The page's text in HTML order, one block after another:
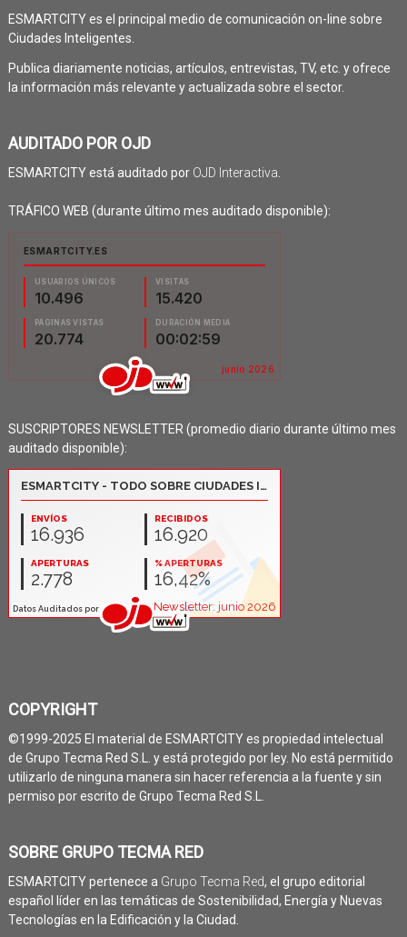
ESMARTCITY es el principal medio de comunicación on-line sobre
Ciudades Inteligentes.
Publica diariamente noticias, artículos, entrevistas, TV, etc. y ofrece
la información más relevante y actualizada sobre el sector.
AUDITADO POR OJD
ESMARTCITY está auditado por OJD Interactiva
TRÁFICO WEB (durante último mes auditado disponible):
SUSCRIPTORES NEWSLETTER (promedio diario durante último mes
auditado disponible):
COPYRIGHT
©1999-2025 El material de ESMARTCITY es propiedad intelectual
de Grupo Tecma Red S.L. y está protegido por ley. No está permitido
utilizarlo de ninguna manera sin hacer referencia a la fuente y sin
permiso por escrito de Grupo Tecma Red S.L.
SOBRE GRUPO TECMA RED
ESMARTCITY pertenece a Grupo Tecma Red, el grupo editorial
español líder en las temáticas de Sostenibilidad, Energía y Nuevas
Tecnologías en la Edificación y la Ciudad.